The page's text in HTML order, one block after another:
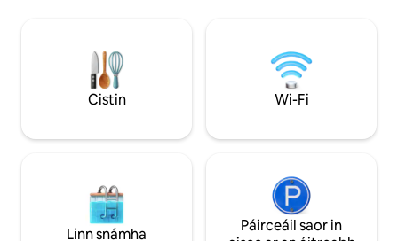
árasán seo ina bhfuil seomra leapa
amháin foirfe do lánúineacha, do
theaghlaigh bheaga nó do ghrúpa beag,
agus is áit é atá oiriúnach le haghaidh
cuairt a thabhairt ar Wells, Ogunquit,
an tearmann
Lochán Littlefield
aíonna a
coillte thuaisceart
spéise ar fad i
Cistin Wi-Fi
Linn snámha
Páirceáil saor in